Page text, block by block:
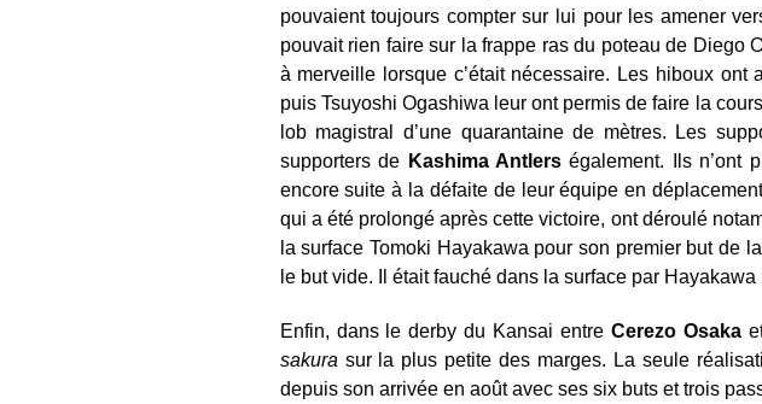
pouvaient toujours compter sur lui pour les amener
pouvait rien faire sur la frappe ras du poteau de Diego
à merveille lorsque c’était nécessaire. Les hiboux
puis Tsuyoshi Ogashiwa leur ont permis de faire la
lob magistral d’une quarantaine de mètres. Les
supporters de Kashima Antlerségalement. Ils n’ont
encore suite à la défaite de leur équipe en
qui a été prolongé après cette victoire, ont déroulé
la surface Tomoki Hayakawa pour son premier but de
le but vide. Il était fauché dans la surface par
Enfin, dans le derby du Kansai entreCerezo Osaka
sakura sur la plus petite des marges. La seule
depuis son arrivée en août avec ses six buts et trois